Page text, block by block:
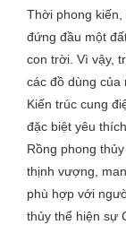
Thời phong
đứng đầu một
con trời. Vì vậy,
các đồ dùng của
Kiến trúc cung
đặc biệt yêu
Rồng phong
thịnh vượng,
phù hợp với
thủy thể hiện sự